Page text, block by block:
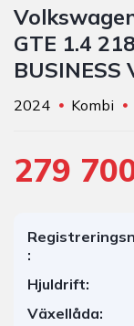
GTE 1.4
BUSINESS
2024 Kombi
279
:
Hjuldrift:
Växellåda: